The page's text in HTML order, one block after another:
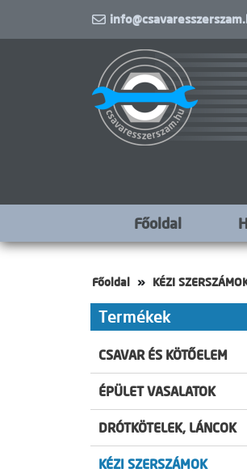
Főoldal
Főoldal KÉZI
Termékek
CSAVAR ÉS KÖTŐELEM
ÉPÜLET VASALATOK
DRÓTKÖTELEK, LÁNCOK
KÉZI SZERSZÁMOK